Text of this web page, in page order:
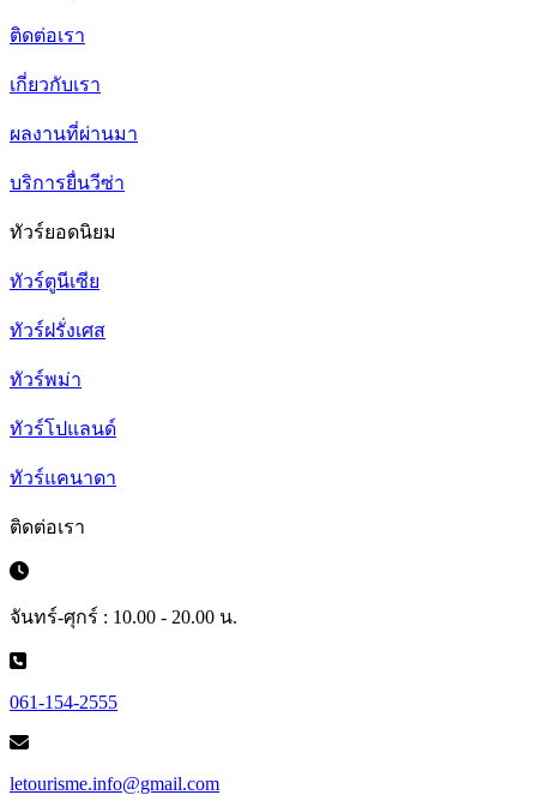
ติดต่อเรา
เกี่ยวกับเรา
ผลงานที่ผ่านมา
บริการยื่นวีซ่า
ทัวร์ยอดนิยม
ทัวร์ตูนีเซีย
ทัวร์ฝรั่งเศส
ทัวร์พม่า
ทัวร์โปแลนด์
ทัวร์แคนาดา
ติดต่อเรา
จันทร์-ศุกร์ : 10.00 - 20.00 น.
061-154-2555
letourisme.info@gmail.com